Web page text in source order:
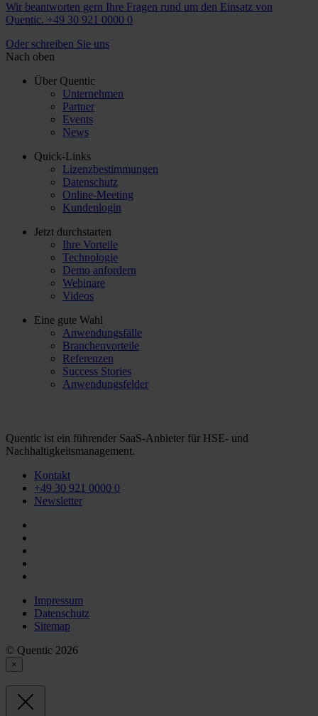
Wir beantworten gern Ihre Fragen rund um den Einsatz von
Quentic. +49 30 921 0000 0
Oder schreiben Sie uns
Nach oben
Über Quentic
Unternehmen
Partner
Events
News
Quick-Links
Lizenzbestimmungen
Datenschutz
Online-Meeting
Kundenlogin
Jetzt durchstarten
Ihre Vorteile
Technologie
Demo anfordern
Webinare
Videos
Eine gute Wahl
Anwendungsfälle
Branchenvorteile
Referenzen
Success Stories
Anwendungsfelder
Quentic ist ein führender SaaS-Anbieter für HSE- und
Nachhaltigkeitsmanagement.
Kontakt
+49 30 921 0000 0
Newsletter
Impressum
Datenschutz
Sitemap
© Quentic 2026
×